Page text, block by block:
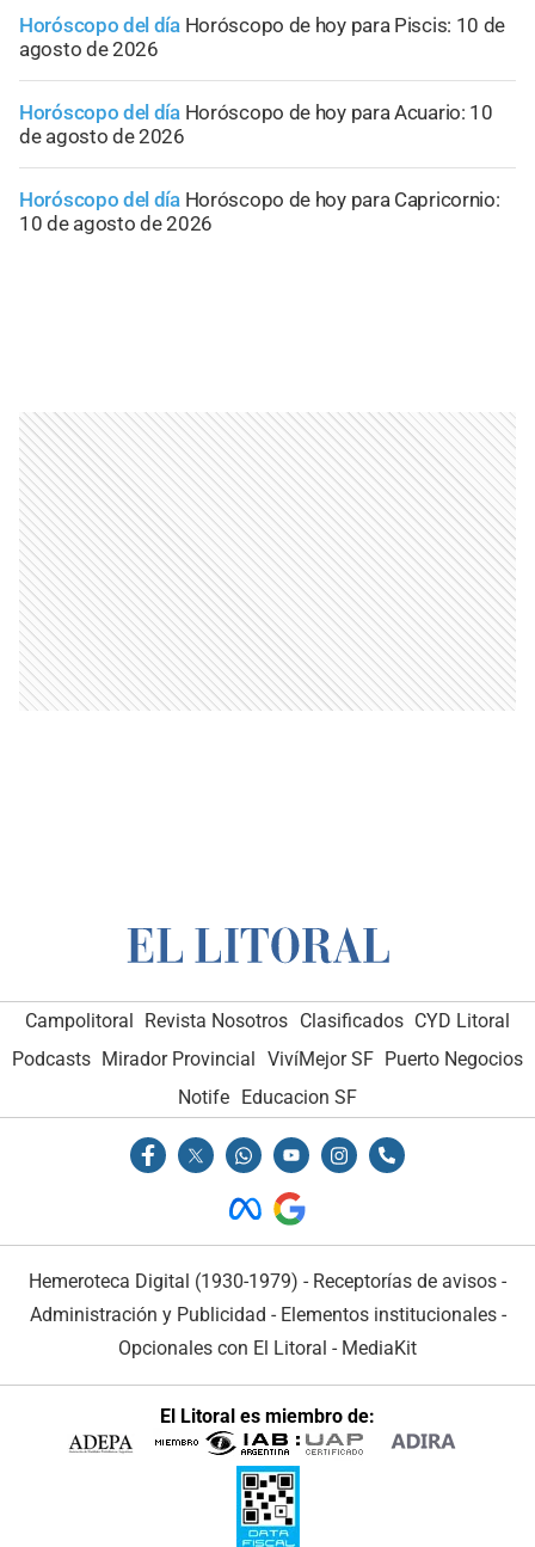
Horóscopo del día Horóscopo de hoy para Piscis: 10 de
agosto de 2026
Horóscopo del día Horóscopo de hoy para Acuario: 10
de agosto de 2026
Horóscopo del día Horóscopo de hoy para Capricornio:
10 de agosto de 2026
Campolitoral Revista Nosotros Clasificados CYD Litoral
Podcasts Mirador Provincial VivíMejor SF Puerto Negocios
Notife Educacion SF
Hemeroteca Digital (1930-1979) - Receptorías de avisos -
Administración y Publicidad - Elementos institucionales-
Opcionales con El Litoral - MediaKit
El Litoral es miembro de: